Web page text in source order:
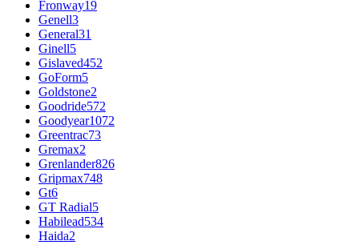
Fronway19
Genell3
General31
Ginell5
Gislaved452
GoForm5
Goldstone2
Goodride572
Goodyear1072
Greentrac73
Gremax2
Grenlander826
Gripmax748
Gt6
GT Radial5
Habilead534
Haida2